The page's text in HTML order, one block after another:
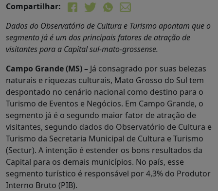
Compartilhar:
Dados do Observatório de Cultura e Turismo apontam que o
segmento já é um dos principais fatores de atração de
visitantes para a Capital sul-mato-grossense.
Campo Grande (MS) – Já consagrado por suas belezas
naturais e riquezas culturais, Mato Grosso do Sul tem
despontado no cenário nacional como destino para o
Turismo de Eventos e Negócios. Em Campo Grande, o
segmento já é o segundo maior fator de atração de
visitantes, segundo dados do Observatório de Cultura e
Turismo da Secretaria Municipal de Cultura e Turismo
(Sectur). A intenção é estender os bons resultados da
Capital para os demais municípios. No país, esse
segmento turístico é responsável por 4,3% do Produtor
Interno Bruto (PIB).